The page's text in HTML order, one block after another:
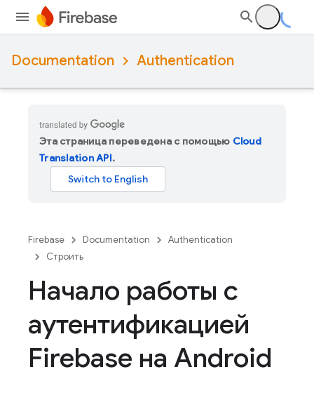
Documentation Authentication
Эта страница переведена с помощью Cloud
Translation API.
Firebase Documentation
Authentication
Строить
Начало работы с
аутентификацией
Firebase на Android